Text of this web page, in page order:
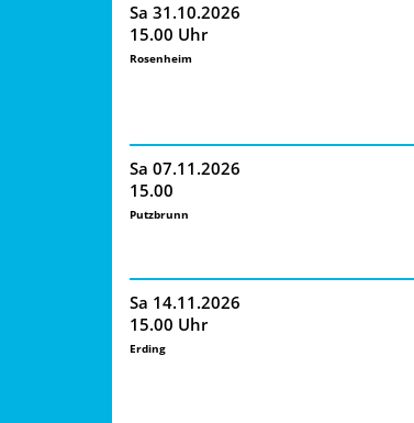
Sa 31.10.2026
15.00 Uhr
Rosenheim
Sa 07.11.2026
15.00
Putzbrunn
Sa 14.11.2026
15.00 Uhr
Erding